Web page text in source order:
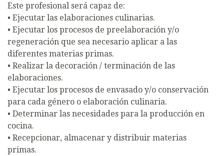
Este profesional será capaz de:
• Ejecutar las elaboraciones culinarias.
• Ejecutar los procesos de preelaboración y/o
regeneración que sea necesario aplicar a las
diferentes materias primas.
• Realizar la decoración / terminación de las
elaboraciones.
• Ejecutar los procesos de envasado y/o conservación
para cada género o elaboración culinaria.
• Determinar las necesidades para la producción en
cocina.
• Recepcionar, almacenar y distribuir materias
primas.